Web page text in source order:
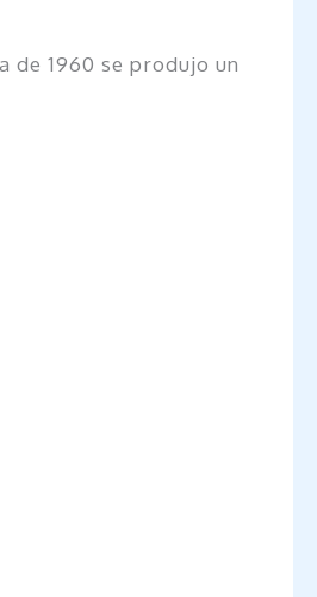
1960 se produjo un